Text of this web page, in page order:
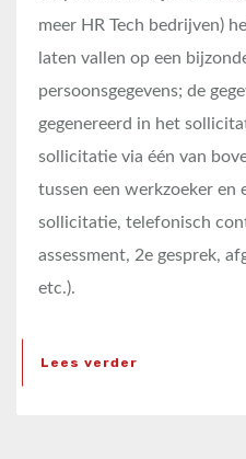
meer HR Tech bedrijven)
laten vallen op een
persoonsgegevens; de
gegenereerd in het
sollicitatie via één van
tussen een werkzoeker en
sollicitatie, telefonisch
assessment, 2e gesprek,
etc.).
Lees verder